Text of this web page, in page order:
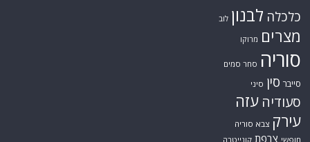
כלכלה לבנון לוב
מצרים מרוקו
סוריה סחר סמים
סייבר סין סיני
סעודיה עזה
עירק צבא סוריה
חופשי צרפת קונייטרה